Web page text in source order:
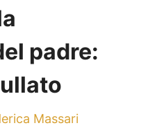
padre:
Massari